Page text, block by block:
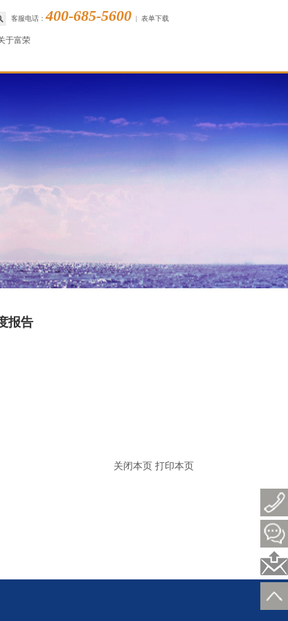
客服电话：400-685-5600 | 表单下载
于富荣
报告
关闭本页 打印本页